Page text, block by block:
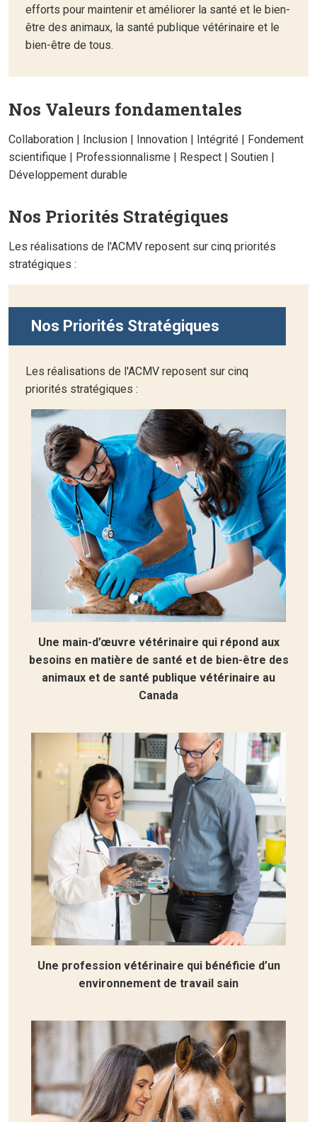
efforts pour maintenir et améliorer la santé et le bien-
être des animaux, la santé publique vétérinaire et le
bien-être de tous.
Nos Valeurs fondamentales
Collaboration | Inclusion | Innovation | Intégrité | Fondement
scientifique | Professionnalisme | Respect | Soutien |
Développement durable
Nos Priorités Stratégiques
Les réalisations de l'ACMV reposent sur cinq priorités
stratégiques :
Nos Priorités Stratégiques
Les réalisations de l'ACMV reposent sur cinq
priorités stratégiques :
Une main-d’œuvre vétérinaire qui répond aux
besoins en matière de santé et de bien-être des
animaux et de santé publique vétérinaire au
Canada
Une profession vétérinaire qui bénéficie d’un
environnement de travail sain